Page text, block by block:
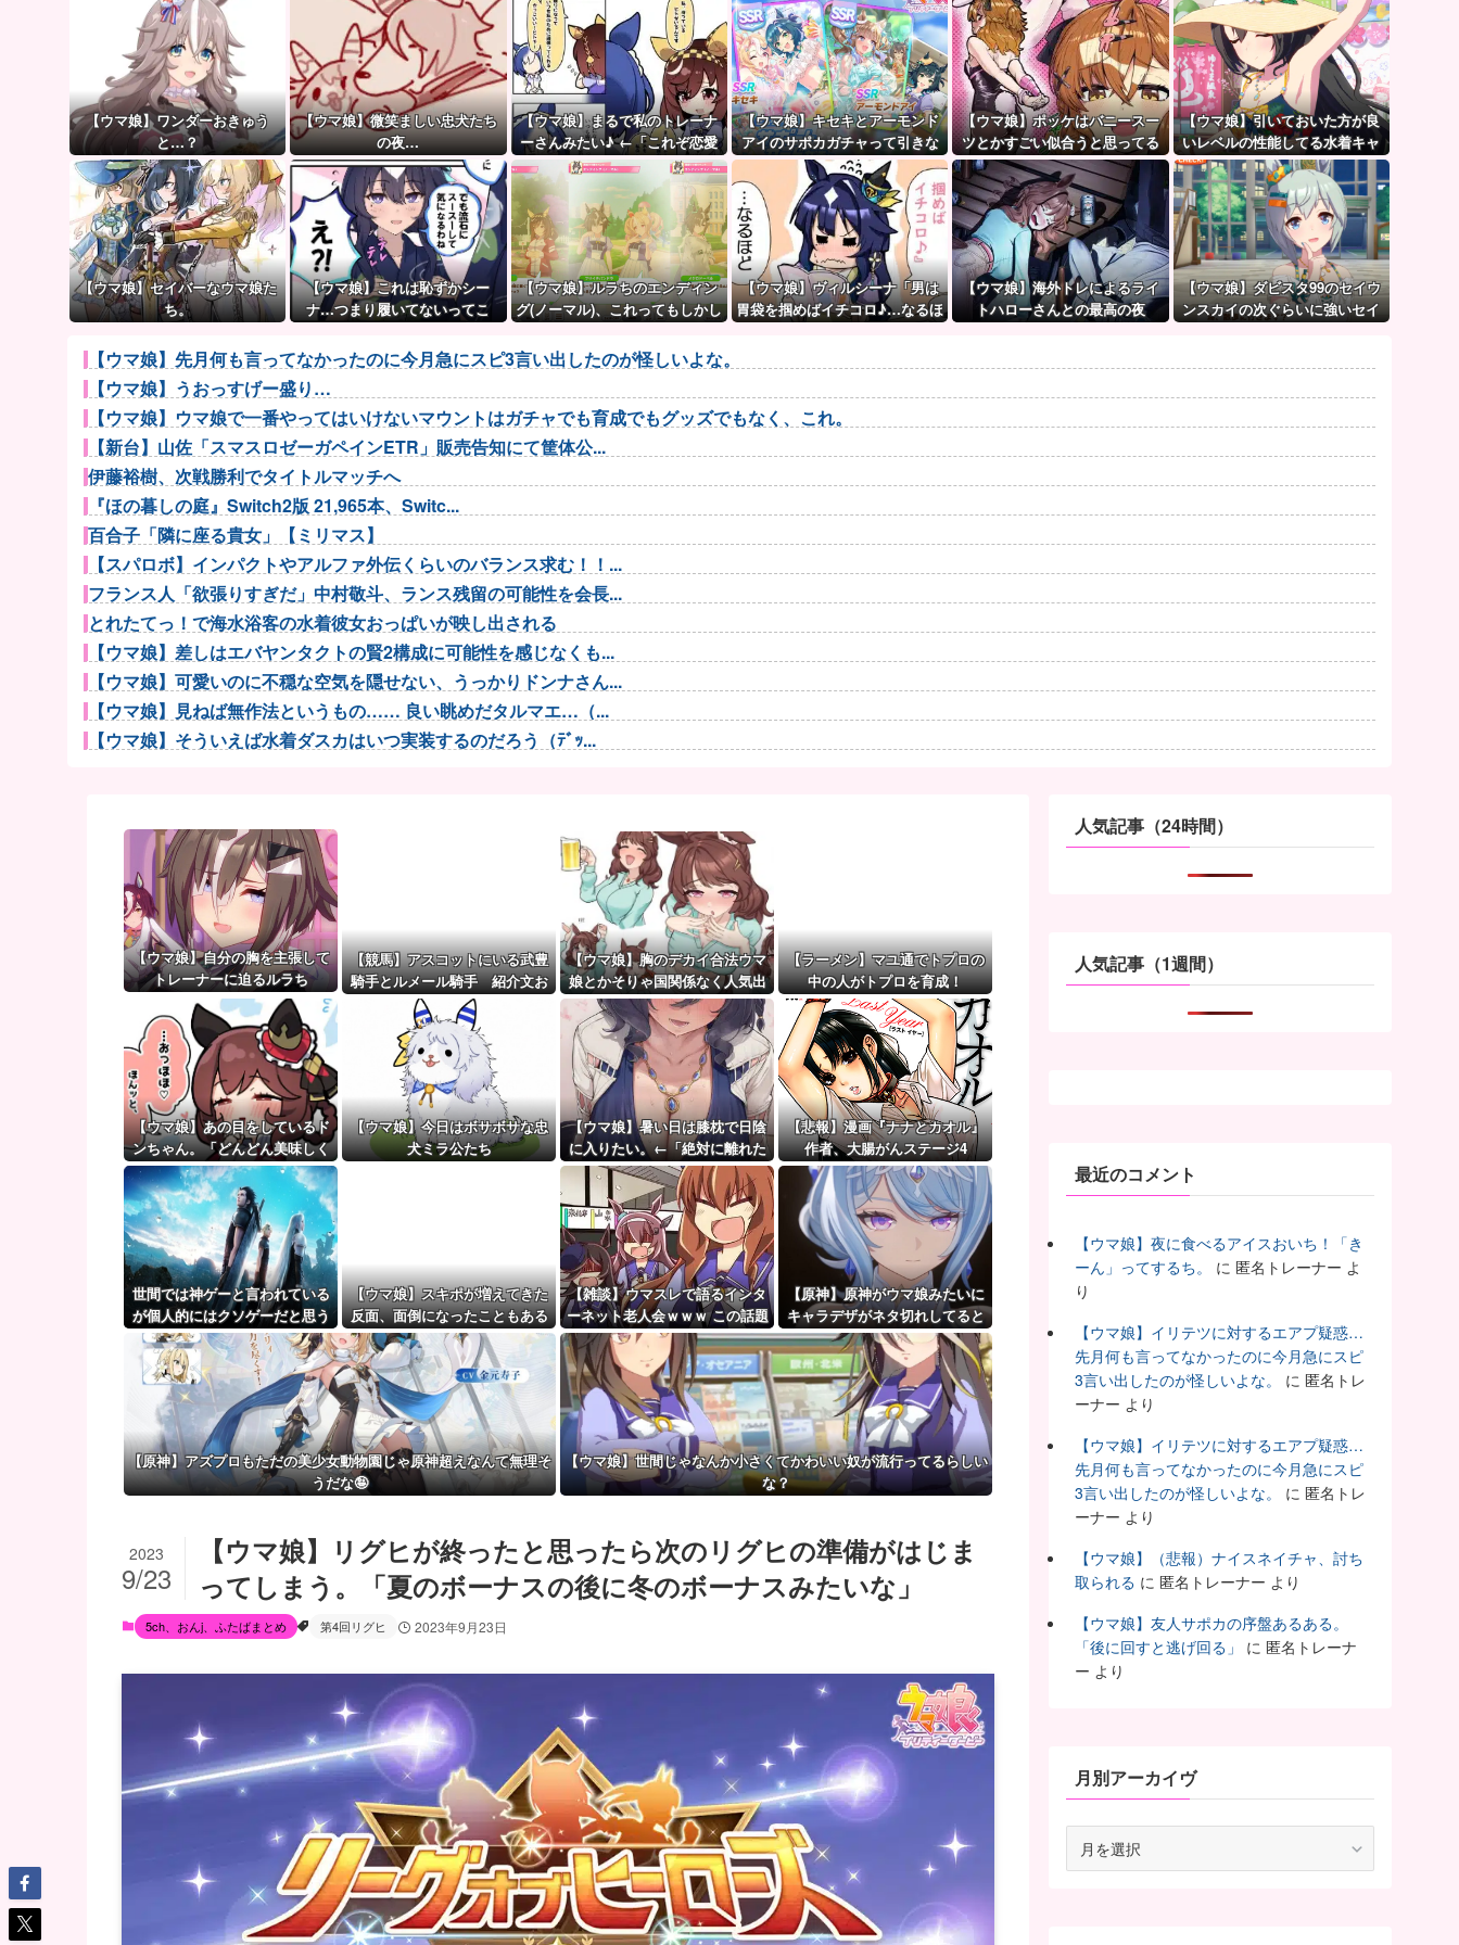
【ウマ娘】ワンダーおきゅう
と…？
【ウマ娘】微笑ましい忠犬たち
の夜…
【ウマ娘】まるで私のトレーナ
ーさんみたい♪ ←「これぞ恋愛
強者スペ一族…」
【ウマ娘】キセキとアーモンド
アイのサポカガチャって引きな
のだ？
【ウマ娘】ポッケはバニースー
ツとかすごい似合うと思ってる
【ウマ娘】引いておいた方が良
いレベルの性能してる水着キャ
ラって誰かいたっけ？←「いっ
ぱいいるぞ」
【ウマ娘】セイバーなウマ娘た
ち。
【ウマ娘】これは恥ずかシー
ナ…つまり履いてないってこ
【ウマ娘】ルラちのエンディン
グ(ノーマル)、これってもしかし
【ウマ娘】ヴィルシーナ「男は
胃袋を掴めばイチコロ♪…なるほ
【ウマ娘】海外トレによるライ
トハローさんとの最高の夜
【ウマ娘】ダビスタ99のセイウ
ンスカイの次ぐらいに強いセイ
【ウマ娘】先月何も言ってなかったのに今月急にスピ3言い出したのが怪しいよな。
【ウマ娘】うおっすげー盛り…
【ウマ娘】ウマ娘で一番やってはいけないマウントはガチャでも育成でもグッズでもなく、これ。
【新台】山佐「スマスロゼーガペインETR」販売告知にて筐体公...
伊藤裕樹、次戦勝利でタイトルマッチへ
『ほの暮しの庭』Switch2版 21,965本、Switc...
百合子「隣に座る貴女」【ミリマス】
【スパロボ】インパクトやアルファ外伝くらいのバランス求む！！...
フランス人「欲張りすぎだ」中村敬斗、ランス残留の可能性を会長...
とれたてっ！で海水浴客の水着彼女おっぱいが映し出される
【ウマ娘】差しはエバヤンタクトの賢2構成に可能性を感じなくも...
【ウマ娘】可愛いのに不穏な空気を隠せない、うっかりドンナさん...
【ウマ娘】見ねば無作法というもの…… 良い眺めだタルマエ…（...
【ウマ娘】そういえば水着ダスカはいつ実装するのだろう（ﾃﾞｯ...
【Liella!】「始まりは君の空」をライブで見る度【ラブラ...
パチンコ配信者さん、ミスでSEEDをパンクさせてしまう…
【beatmania IIDX】(26/08/06)「Spa...
彼氏「俺の親は毒親。だから結婚しても一切関わらなくていい」私...
サカナ山口、アジカン後藤「BUMPが邦ロックを一変させた」
【画像】ラノベ作家（52）「新作ラブコメ書いたぞ！ｗ」X民「...
【ウマ娘】（審議）無凸ブーケと完凸シャカール、中距離先行編成...
【ウマ娘】覚醒Lv6、7の解放が今後2か月置きに実装予定！第...
【ウマ娘】自分の胸を主張して
トレーナーに迫るルラち
【競馬】アスコットにいる武豊
騎手とルメール騎手 紹介文お
かしくね？
【ウマ娘】胸のデカイ合法ウマ
娘とかそりゃ国関係なく人気出
るわな
【ラーメン】マユ通でトプロの
中の人がトプロを育成！
【ウマ娘】あの目をしているド
ンちゃん。「どんどん美味しく
実る…♡」
【ウマ娘】今日はボサボサな忠
犬ミラ公たち
【ウマ娘】暑い日は膝枕で日陰
に入りたい。←「絶対に離れた
くない場所だな」
【悲報】漫画『ナナとカオル』
作者、大腸がんステージ4
世間では神ゲーと言われている
が個人的にはクソゲーだと思う
ゲーム挙げてけ
【ウマ娘】スキポが増えてきた
反面、面倒になったこともある
【雑談】ウマスレで語るインタ
ーネット老人会ｗｗｗ この話題
についていけないってマ
ジ…！？
【原神】原神がウマ娘みたいに
キャラデザがネタ切れしてると
か言ってる奴いるんだが、そう
なの？
【原神】アズプロもただの美少女動物園じゃ原神超えなんて無理そ
うだな🤪
【ウマ娘】世間じゃなんか小さくてかわいい奴が流行ってるらしい
な？
【ウマ娘】リグヒが終ったと思ったら次のリグヒの準備がはじま
ってしまう。「夏のボーナスの後に冬のボーナスみたいな」
2023
9/23
5ch、おんj、ふたばまとめ 第4回リグヒ 2023年9月23日
人気記事（24時間）
人気記事（1週間）
最近のコメント
【ウマ娘】夜に食べるアイスおいち！「き
ーん」ってするち。
に 匿名トレーナー よ
り
【ウマ娘】イリテツに対するエアプ疑惑…
先月何も言ってなかったのに今月急にスピ
3言い出したのが怪しいよな。
に 匿名トレ
ーナー より
【ウマ娘】イリテツに対するエアプ疑惑…
先月何も言ってなかったのに今月急にスピ
3言い出したのが怪しいよな。
に 匿名トレ
ーナー より
【ウマ娘】（悲報）ナイスネイチャ、討ち
取られる に 匿名トレーナー より
【ウマ娘】友人サポカの序盤あるある。
「後に回すと逃げ回る」
に 匿名トレーナ
ー より
月別アーカイヴ